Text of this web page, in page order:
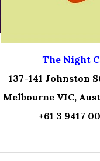
The Night
137-141 Johnston
Melbourne VIC,
+61 3 9417